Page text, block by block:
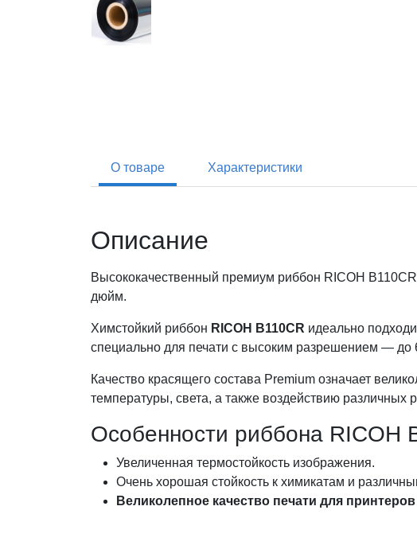
О товаре Характеристики
Описание
Высококачественный премиум риббон RICOH
дюйм.
Химстойкий риббон RICOH B110CR идеально
специально для печати с высоким разрешением — до
Качество красящего состава Premium означает
температуры, света, а также воздействию различных
Особенности риббона RICOH
Увеличенная термостойкость изображения.
Очень хорошая стойкость к химикатам и
Великолепное качество печати для